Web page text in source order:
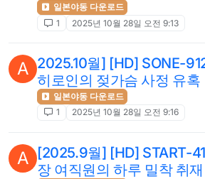
일본야동 다운로드
1
2025년 10월 28일 오전 9:13
A 2025.10월] [HD] SONE-
히로인의 젖가슴 사정 유혹
일본야동 다운로드
1
2025년 10월 28일 오전 9:16
A [2025.9월] [HD] START-
장 여직원의 하루 밀착 취재